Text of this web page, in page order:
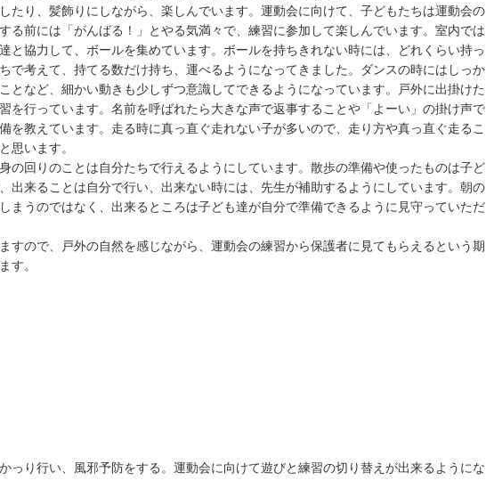
たり、髪飾りにしながら、楽しんでいます。運動会に向けて、子どもたちは運動会の
る前には「がんばる！」とやる気満々で、練習に参加して楽しんでいます。室内では
と協力して、ボールを集めています。ボールを持ちきれない時には、どれくらい持っ
で考えて、持てる数だけ持ち、運べるようになってきました。ダンスの時にはしっか
となど、細かい動きも少しずつ意識してできるようになっています。戸外に出掛けた
を行っています。名前を呼ばれたら大きな声で返事することや「よーい」の掛け声で
を教えています。走る時に真っ直ぐ走れない子が多いので、走り方や真っ直ぐ走るこ
思います。
の回りのことは自分たちで行えるようにしています。散歩の準備や使ったものは子ど
出来ることは自分で行い、出来ない時には、先生が補助するようにしています。朝の
まうのではなく、出来るところは子ども達が自分で準備できるように見守っていただ
すので、戸外の自然を感じながら、運動会の練習から保護者に見てもらえるという期
す。
っり行い、風邪予防をする。運動会に向けて遊びと練習の切り替えが出来るようにな